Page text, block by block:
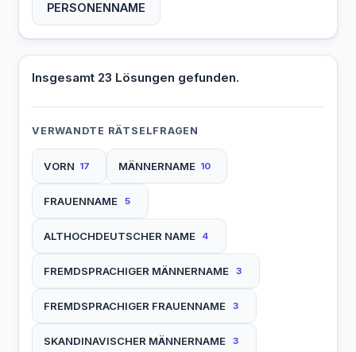
PERSONENNAME
Insgesamt 23 Lösungen gefunden.
VERWANDTE RÄTSELFRAGEN
VORN 17 MÄNNERNAME 10
FRAUENNAME 5
ALTHOCHDEUTSCHER NAME 4
FREMDSPRACHIGER MÄNNERNAME 3
FREMDSPRACHIGER FRAUENNAME 3
SKANDINAVISCHER MÄNNERNAME 3